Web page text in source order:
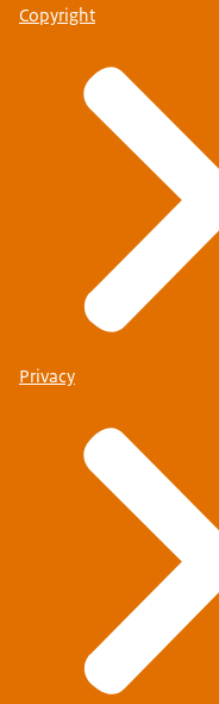
Copyright
Privacy